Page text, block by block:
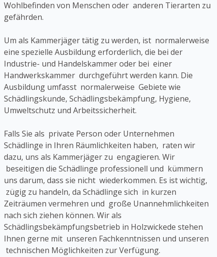
Wohlbefinden von Menschen oder anderen Tierarten zu
gefährden.
Um als Kammerjäger tätig zu werden, ist normalerweise
eine spezielle Ausbildung erforderlich, die bei der
Industrie- und Handelskammer oder bei einer
Handwerkskammer durchgeführt werden kann. Die
Ausbildung umfasst normalerweise Gebiete wie
Schädlingskunde, Schädlingsbekämpfung, Hygiene,
Umweltschutz und Arbeitssicherheit.
Falls Sie als private Person oder Unternehmen
Schädlinge in Ihren Räumlichkeiten haben, raten wir
dazu, uns als Kammerjäger zu engagieren. Wir
beseitigen die Schädlinge professionell und kümmern
uns darum, dass sie nicht wiederkommen. Es ist wichtig,
zügig zu handeln, da Schädlinge sich in kurzen
Zeiträumen vermehren und große Unannehmlichkeiten
nach sich ziehen können. Wir als
Schädlingsbekämpfungsbetrieb in Holzwickede stehen
Ihnen gerne mit unseren Fachkenntnissen und unseren
technischen Möglichkeiten zur Verfügung.